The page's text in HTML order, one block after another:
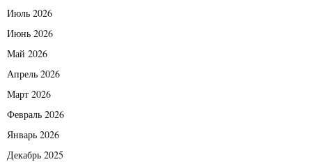
Июль 2026
Июнь 2026
Май 2026
Апрель 2026
Март 2026
Февраль 2026
Январь 2026
Декабрь 2025